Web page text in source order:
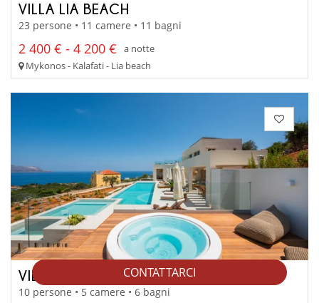
CONTATTARCI
VILLA LIA BEACH
23 persone • 11 camere • 11 bagni
2 400 € - 4 200 €
a notte
Mykonos - Kalafati - Lia beach
VILLA SEVERUS
10 persone • 5 camere • 6 bagni